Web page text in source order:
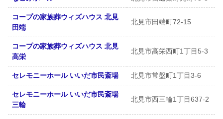
コープの家族葬ウィズハウス 北見
田端
北見市田端町72-15
コープの家族葬ウィズハウス 北見
高栄
北見市高栄西町1丁目5-3
セレモニーホール いいだ市民斎場 北見市常盤町1丁目3-6
セレモニーホール いいだ市民斎場
三輪
北見市西三輪1丁目637-2